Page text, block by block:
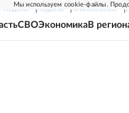
Мы используем cookie-файлы.
НЕДЕЛЯ РОДИНА ПРИЛОЖЕНИЯ
СВОЭкономикаВ